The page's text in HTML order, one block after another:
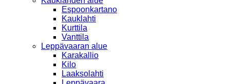
Espoonkartano
Kauklahti
Kurttila
Vanttila
Leppävaaran alue
Karakallio
Kilo
Laaksolahti